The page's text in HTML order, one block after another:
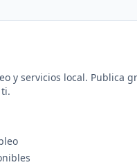
y servicios local. Publica